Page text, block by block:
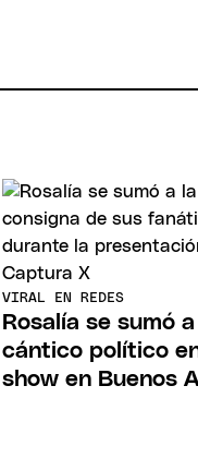
VIRAL EN REDES
Rosalía se sumó
cántico político
show en Buenos